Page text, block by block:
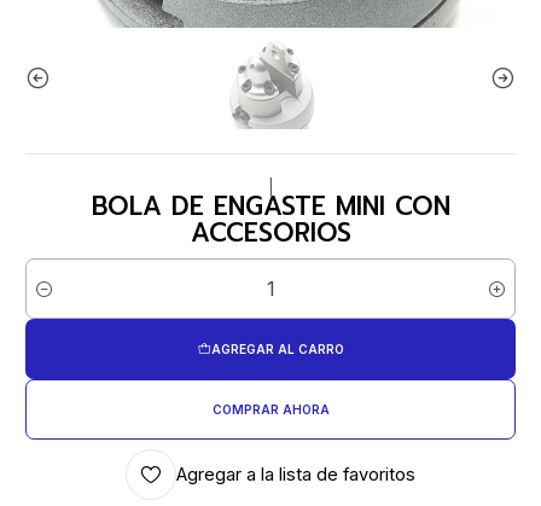
BOLA DE ENGASTE MINI CON
ACCESORIOS
Cantidad
AGREGAR AL CARRO
COMPRAR AHORA
Agregar a la lista de favoritos